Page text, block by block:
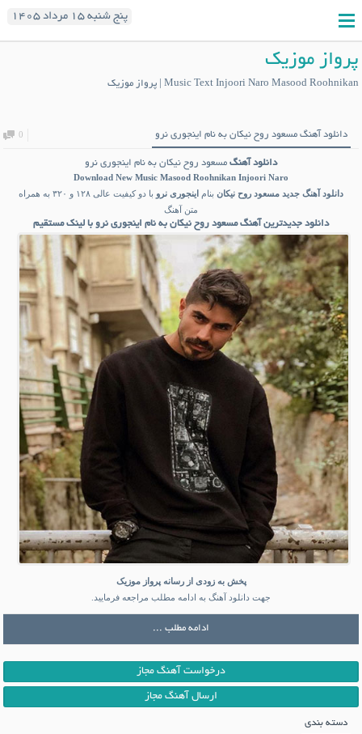
پنج شنبه ۱۵ مرداد ۱۴۰۵
پرواز موزیک
Music Text Injoori Naro Masood Roohnikan | پرواز موزیک
دانلود آهنگ مسعود روح نیکان به نام اینجوری نرو 0
دانلود آهنگ مسعود روح نیکان به نام اینجوری نرو
Download New Music Masood Roohnikan Injoori Naro
دانلود آهنگ جدید مسعود روح نیکان بنام اینجوری نرو
با دو کیفیت عالی ۱۲۸ و ۳۲۰ به همراه
متن آهنگ
دانلود جدیدترین آهنگ مسعود روح نیکان به نام اینجوری نرو با لینک مستقیم
پخش به زودی از رسانه پرواز موزیک
جهت دانلود آهنگ به ادامه مطلب مراجعه فرمایید.
ادامه مطلب ...
درخواست آهنگ مجاز
ارسال آهنگ مجاز
دسته بندی